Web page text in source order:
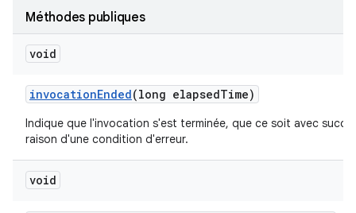
Méthodes publiques
void
invocationEnded(long elapsedTime)
Indique que l'invocation s'est terminée, que ce soit avec
raison d'une condition d'erreur.
void